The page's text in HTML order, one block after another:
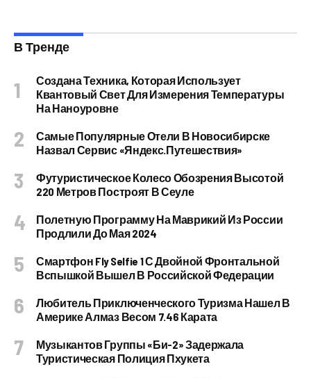
В Тренде
Создана Техника, Которая Использует
Квантовый Свет Для Измерения Температуры
На Наноуровне
Самые Популярные Отели В Новосибирске
Назвал Сервис «Яндекс.Путешествия»
Футуристическое Колесо Обозрения Высотой
220 Метров Построят В Сеуле
Полетную Программу На Маврикий Из России
Продлили До Мая 2024
Смартфон Fly Selfie 1 С Двойной Фронтальной
Вспышкой Вышел В Российской Федерации
Любитель Приключенческого Туризма Нашел В
Америке Алмаз Весом 7.46 Карата
Музыкантов Группы «Би-2» Задержала
Туристическая Полиция Пхукета